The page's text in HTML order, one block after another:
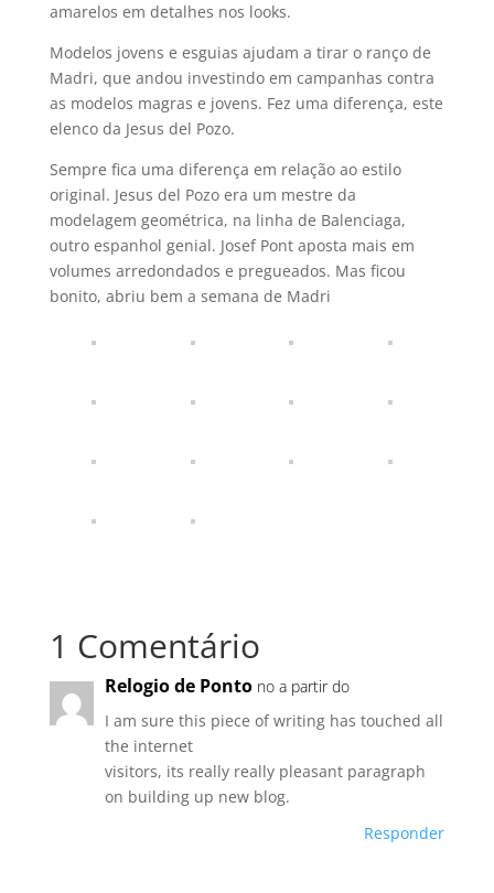
amarelos em detalhes nos looks.
Modelos jovens e esguias ajudam a tirar o ranço de
Madri, que andou investindo em campanhas contra
as modelos magras e jovens. Fez uma diferença, este
elenco da Jesus del Pozo.
Sempre fica uma diferença em relação ao estilo
original. Jesus del Pozo era um mestre da
modelagem geométrica, na linha de Balenciaga,
outro espanhol genial. Josef Pont aposta mais em
volumes arredondados e pregueados. Mas ficou
bonito, abriu bem a semana de Madri
1 Comentário
Relogio de Ponto no a partir do
I am sure this piece of writing has touched all
the internet
visitors, its really really pleasant paragraph
on building up new blog.
Responder